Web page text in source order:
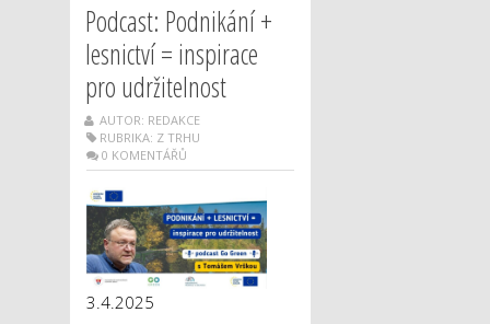
Podcast: Podnikání +
lesnictví = inspirace
pro udržitelnost
AUTOR: REDAKCE
RUBRIKA: Z TRHU
0 KOMENTÁŘŮ
3.4.2025